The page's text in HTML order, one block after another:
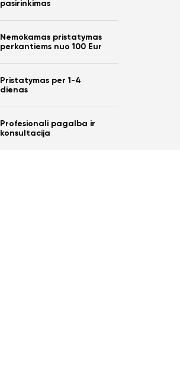
pasirinkimas
Nemokamas pristatymas
perkantiems nuo 100 Eur
Pristatymas per 1-4
dienas
Profesionali pagalba ir
konsultacija